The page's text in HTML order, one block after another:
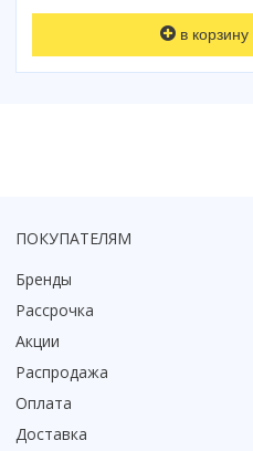
в корзину
ПОКУПАТЕЛЯМ
Бренды
Рассрочка
Акции
Распродажа
Оплата
Доставка